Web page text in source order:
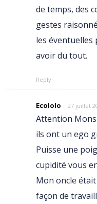
de temps, des
gestes
les éventuelles
avoir du tout.
Reply
Ecololo 27 juillet
Attention
ils ont un ego
Puisse une
cupidité vous
Mon oncle
façon de